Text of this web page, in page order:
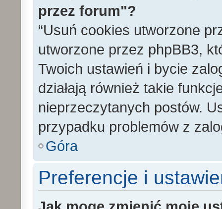
przez forum"?
“Usuń cookies utworzone
utworzone przez phpBB3,
Twoich ustawień i bycie
działają również takie
nieprzeczytanych postów.
przypadku problemów z
Góra
Preferencje i